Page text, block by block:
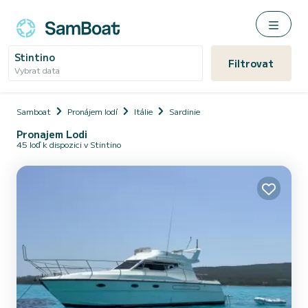
Stintino
Vybrat data Filtrovat
Samboat Pronájem lodí Itálie Sardinie
Pronajem Lodi
45 loď k dispozici v Stintino